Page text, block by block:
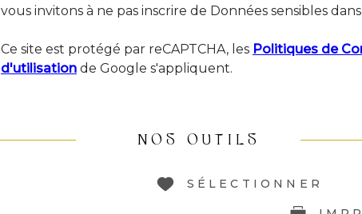
vous invitons à ne pas inscrire de Données sensibles
Ce site est protégé par reCAPTCHA, les Politiques de
d'utilisation de Google s'appliquent.
NOS OUTILS
SÉLECTIONNER